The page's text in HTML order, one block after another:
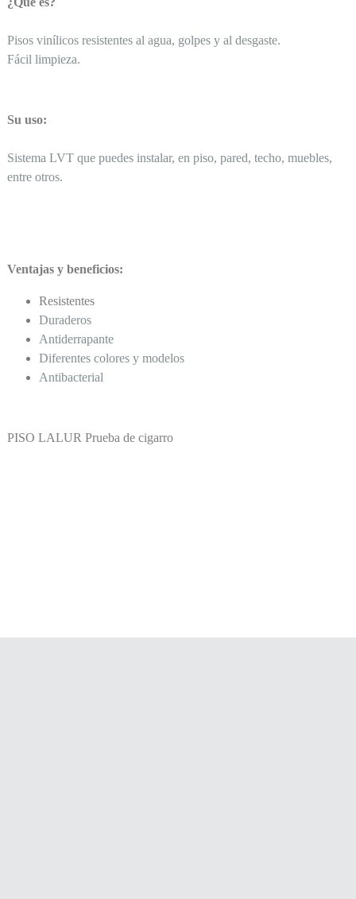
Pisos vinílicos resistentes al agua, golpes y al desgaste.
Fácil limpieza.
Su uso:
Sistema LVT que puedes instalar, en piso, pared, techo, muebles,
entre otros.
Ventajas y beneficios:
Resistentes
Duraderos
Antiderrapante
Diferentes colores y modelos
Antibacterial
PISO LALUR Prueba de cigarro